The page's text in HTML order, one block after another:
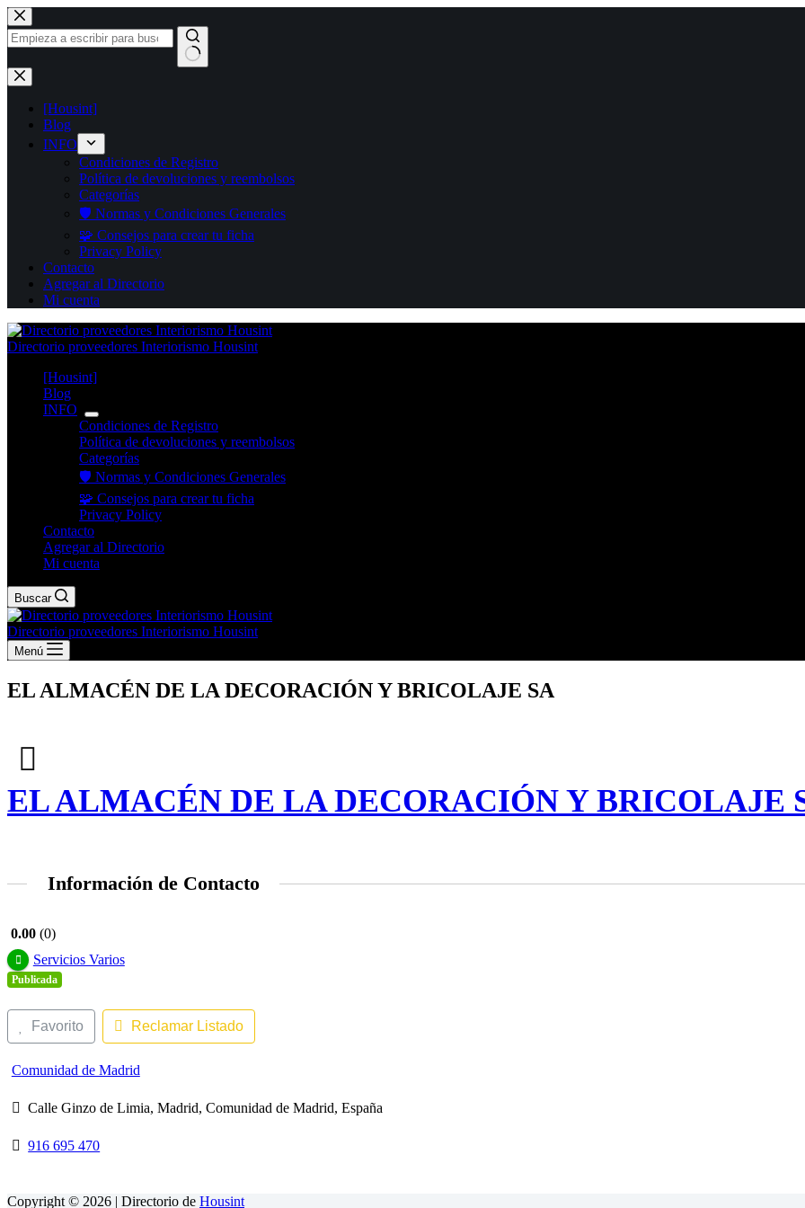
Saltar
al
contenido
Sin
resultados
[Housint]
Blog
INFO
Condiciones de Registro
Política de devoluciones y reembolsos
Categorías
🛡️ Normas y Condiciones Generales
🧩 Consejos para crear tu ficha
Privacy Policy
Contacto
Agregar al Directorio
Mi cuenta
Directorio proveedores Interiorismo Housint
[Housint]
Blog
INFO
Condiciones de Registro
Política de devoluciones y reembolsos
Categorías
🛡️ Normas y Condiciones Generales
🧩 Consejos para crear tu ficha
Privacy Policy
Contacto
Agregar al Directorio
Mi cuenta
Buscar
Directorio proveedores Interiorismo Housint
Menú
EL ALMACÉN DE LA DECORACIÓN Y BRICOLAJE SA
EL ALMACÉN DE LA DECORACIÓN Y BRICOLAJE
Información de Contacto
0.00 0
Servicios Varios
Publicada
Favorito Reclamar Listado
Comunidad de Madrid
Calle Ginzo de Limia, Madrid, Comunidad de Madrid, España
916 695 470
Copyright © 2026 | Directorio de Housint